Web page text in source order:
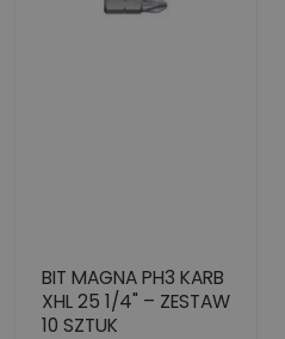
BIT MAGNA PH3 KARB
XHL 25 1/4" – ZESTAW
10 SZTUK